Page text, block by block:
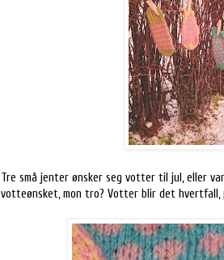
Tre små jenter ønsker seg votter til jul, eller
votteønsket, mon tro? Votter blir det